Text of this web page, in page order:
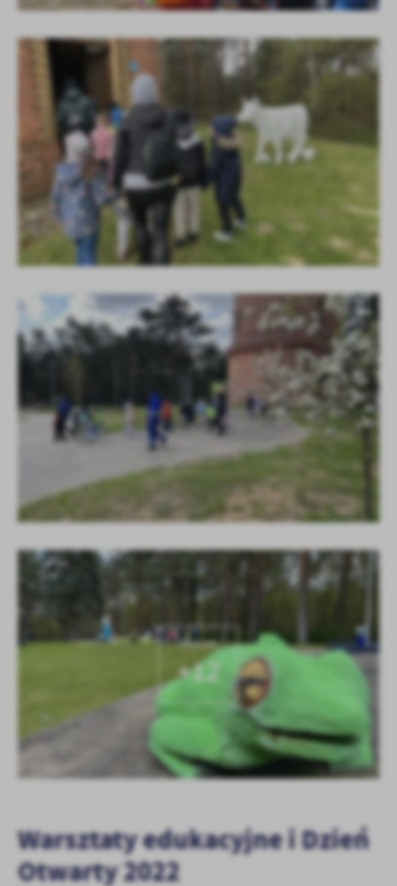
KOLEJNE
+12
Warsztaty edukacyjne i Dzień
Otwarty 2022